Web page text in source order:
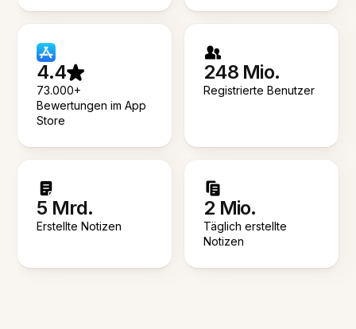
4.4
73.000+
Bewertungen im App
Store
248 Mio.
Registrierte Benutzer
5 Mrd.
Erstellte Notizen
2 Mio.
Täglich erstellte
Notizen